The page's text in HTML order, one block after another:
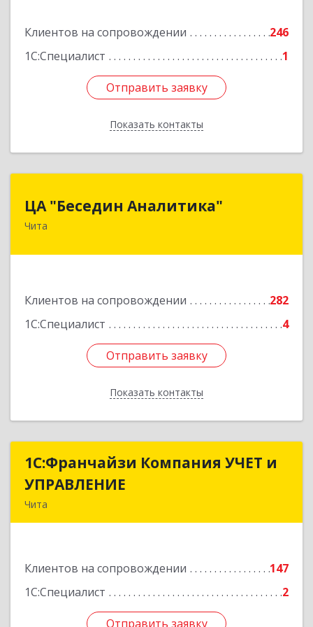
Клиентов на сопровождении
246
1С:Специалист
1
Отправить заявку
Показать контакты
Подробнее
Отправить заявку
Назад
ЦА "Беседин Аналитика"
Чита
Клиентов на сопровождении
282
1С:Специалист
4
Отправить заявку
Показать контакты
Отправить заявку
Назад
1С:Франчайзи Компания УЧЕТ и
УПРАВЛЕНИЕ
Чита
Клиентов на сопровождении
147
1С:Специалист
2
Отправить заявку
1С:Франчайзи Компания УЧЕТ и
Подробнее
Отправить заявку